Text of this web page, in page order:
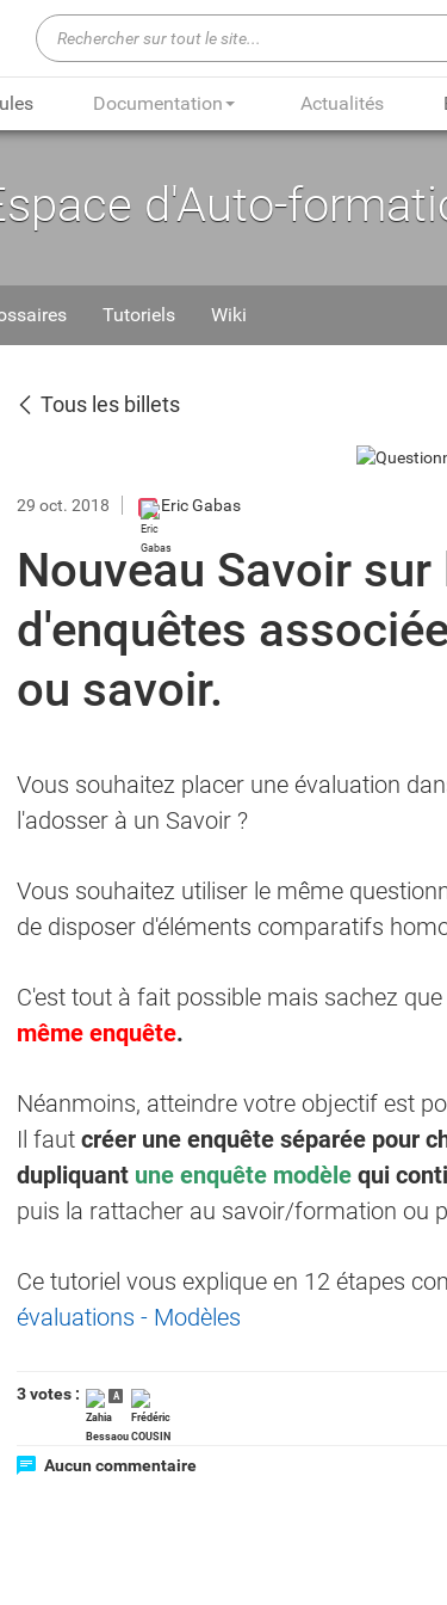
Documentation Actualités
d'Auto-
Tutoriels Wiki
ce calendrier n'est pas compatible avec l'accessibilité,
Tous les billets
29 oct. 2018 Eric Gabas
Nouveau Savoir
d'enquêtes
ou savoir.
Vous souhaitez placer une évaluation
l'adosser à un Savoir ?
Vous souhaitez utiliser le même
de disposer d'éléments comparatifs
C'est tout à fait possible mais sachez que
même enquête.
Néanmoins, atteindre votre objectif est
Il faut créer une enquête séparée pour
dupliquant une enquête modèle qui
puis la rattacher au savoir/formation ou
Ce tutoriel vous explique en 12 étapes
évaluations - Modèles
3 votes : A
Aucun commentaire